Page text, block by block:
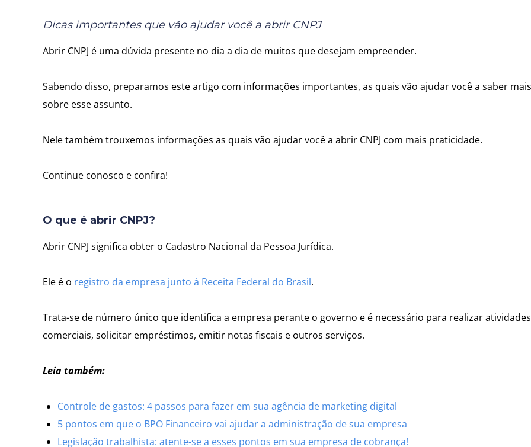
Dicas importantes que vão ajudar você a abrir CNPJ
Abrir CNPJ é uma dúvida presente no dia a dia de muitos que desejam empreender.
Sabendo disso, preparamos este artigo com informações importantes, as quais vão ajudar você a saber mais
sobre esse assunto.
Nele também trouxemos informações as quais vão ajudar você a abrir CNPJ com mais praticidade.
Continue conosco e confira!
O que é abrir CNPJ?
Abrir CNPJ significa obter o Cadastro Nacional da Pessoa Jurídica.
Ele é o registro da empresa junto à Receita Federal do Brasil.
Trata-se de número único que identifica a empresa perante o governo e é necessário para realizar atividades
comerciais, solicitar empréstimos, emitir notas fiscais e outros serviços.
Leia também:
Controle de gastos: 4 passos para fazer em sua agência de marketing digital
5 pontos em que o BPO Financeiro vai ajudar a administração de sua empresa
Legislação trabalhista: atente-se a esses pontos em sua empresa de cobrança!